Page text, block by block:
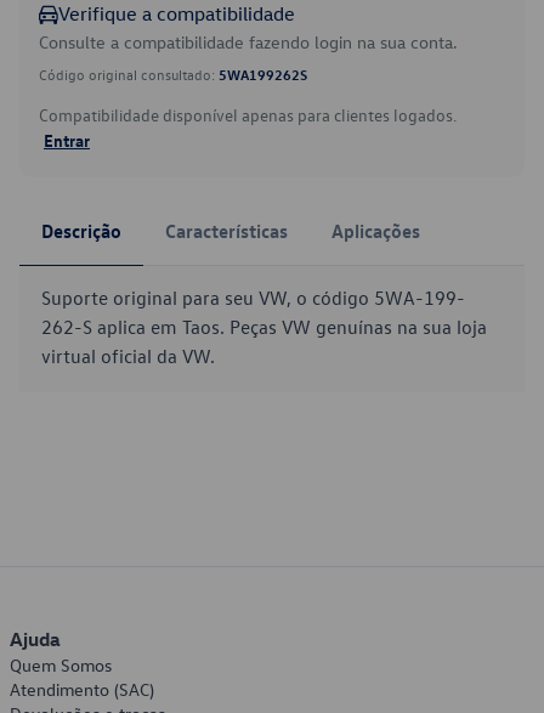
Verifique a compatibilidade
Consulte a compatibilidade fazendo login na sua conta.
Código original consultado: 5WA199262S
Compatibilidade disponível apenas para clientes logados.
Entrar
Descrição Características Aplicações
Suporte original para seu VW, o código 5WA-199-
262-S aplica em Taos. Peças VW genuínas na sua loja
virtual oficial da VW.
Ajuda
Quem Somos
Atendimento (SAC)